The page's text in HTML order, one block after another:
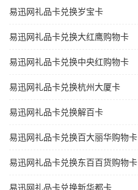
易迅网礼品卡兑换岁宝卡
易迅网礼品卡兑换大红鹰购物卡
易迅网礼品卡兑换中央红购物卡
易迅网礼品卡兑换杭州大厦卡
易迅网礼品卡兑换解百卡
易迅网礼品卡兑换百大丽华购物卡
易迅网礼品卡兑换东百百货购物卡
易迅网礼品卡兑换新华都卡